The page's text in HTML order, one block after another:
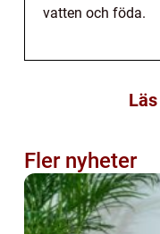
vatten och föda.
Fler nyheter